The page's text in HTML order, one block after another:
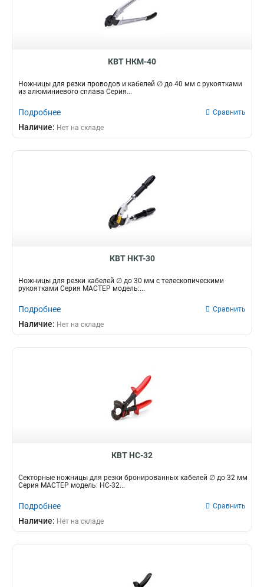
КВТ НКМ-40
Ножницы для резки проводов и кабелей ∅ до 40 мм с рукоятками
из алюминиевого сплава Серия...
Подробнее Сравнить
Наличие: Нет на складе
КВТ НКТ-30
Ножницы для резки кабелей ∅ до 30 мм с телескопическими
рукоятками Серия МАСТЕР модель:...
Подробнее Сравнить
Наличие: Нет на складе
КВТ НС-32
Секторные ножницы для резки бронированных кабелей ∅ до 32 мм
Серия МАСТЕР модель: НС-32...
Подробнее Сравнить
Наличие: Нет на складе